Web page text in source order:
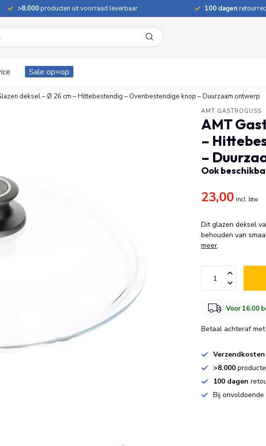
>8.000producten uit voorraad leverbaar 100 dagen
Sale op=op
deksel – Ø 26 cm – Hittebestendig – Ovenbestendige knop – Duurzaam ontwerp
AMT GASTROGUSS
AMT
–
–
Ook
23,00 Incl. btw
Dit glazen deksel
behouden van
meer.
Voor 16:00
Betaal achteraf
Verzendkosten
>8.000
100 dagen
Bij